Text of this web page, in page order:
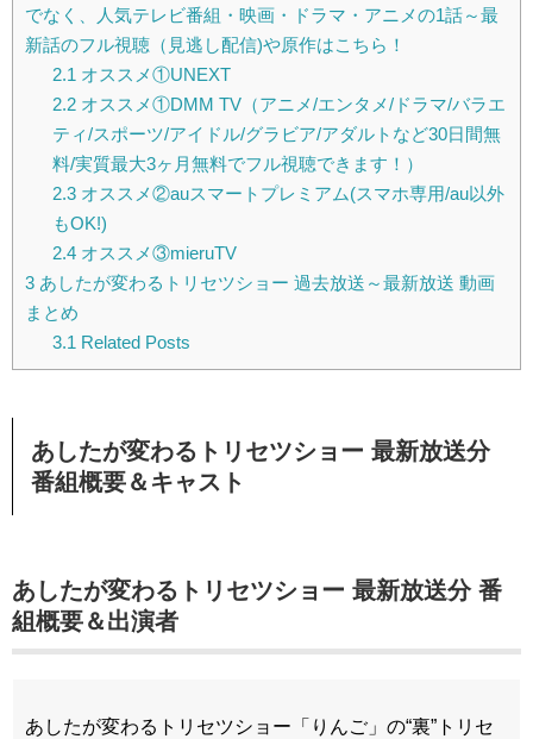
でなく、人気テレビ番組・映画・ドラマ・アニメの1話～最
新話のフル視聴（見逃し配信)や原作はこちら！
2.1 オススメ①UNEXT
2.2オススメ①DMM TV（アニメ/エンタメ/ドラマ/バラエ
ティ/スポーツ/アイドル/グラビア/アダルトなど30日間無
料/実質最大3ヶ月無料でフル視聴できます！）
2.3オススメ②auスマートプレミアム(スマホ専用/au以外
もOK!)
2.4オススメ③mieruTV
3 あしたが変わるトリセツショー 過去放送～最新放送 動画
まとめ
3.1 Related Posts
あしたが変わるトリセツショー 最新放送分
番組概要＆キャスト
あしたが変わるトリセツショー 最新放送分 番
組概要＆出演者
あしたが変わるトリセツショー「りんご」の“裏”トリセ